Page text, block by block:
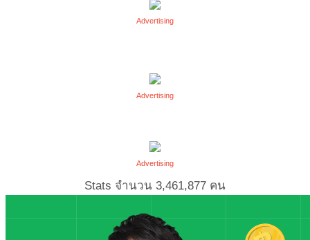
Advertising
Advertising
Advertising
Stats จำนวน 3,461,877 คน